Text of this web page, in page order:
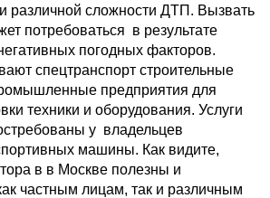
различной сложности ДТП. Вызвать
потребоваться  в результате
погодных факторов.
спецтранспорт строительные
предприятия для
техники и оборудования. Услуги
у  владельцев
машины. Как видите,
в в Москве полезны и
частным лицам, так и различным